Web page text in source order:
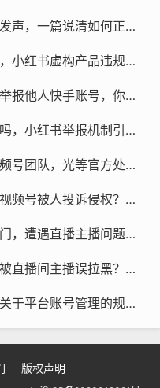
账号进行了封禁或限制
权益，也维护了平台的
通过举报违规账号获得
于兑换优惠券、商品
社会的诚信建设，我们
更多的不良分子受到应
如何投诉主播，维权有门，理性发声，一篇说清如何正确投诉违规主播
小红书虚构产品违规吗怎么举报，小红书虚构产品违规吗？一文讲清后果与举报指南
把别人快手号举报了会怎么样，举报他人快手账号，你考虑清楚后果了吗？
小红书小红盾会透露举报人信息吗，小红书举报机制引担忧，小红盾真会泄露举报者信息吗？
举报视频号团队有用吗，举报视频号团队，光等官方处理真的有用吗？
视频号被人投诉侵权怎么处理，视频号被人投诉侵权？别慌，这份应对指南请收好
如何投诉直播主播的人，维权有门，遭遇直播主播问题，这份实用投诉指南请查收
被直播间主播拉黑该如何举报，被直播间主播误拉黑？这份举报与维权指南请收好
怎样让别人的快手号永久封号，关于平台账号管理的规范与权益维护解读
版权声明